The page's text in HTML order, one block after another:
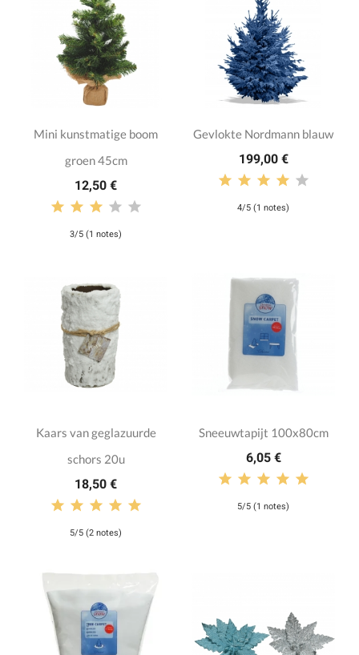
Mini kunstmatige boom
groen 45cm
12,50 €
3/5 (1 notes)
Gevlokte Nordmann blauw
199,00 €
4/5 (1 notes)
Kaars van geglazuurde
schors 20u
18,50 €
5/5 (2 notes)
Sneeuwtapijt 100x80cm
6,05 €
5/5 (1 notes)